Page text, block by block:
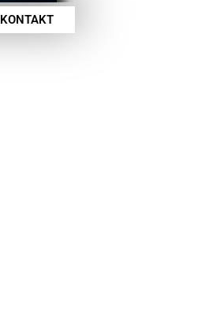
KONTAKT